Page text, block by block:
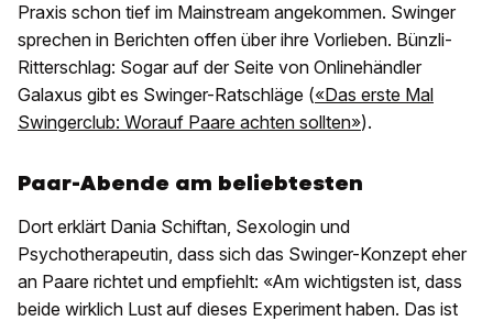
Praxis schon tief im Mainstream angekommen. Swinger
sprechen in Berichten offen über ihre Vorlieben. Bünzli-
Ritterschlag: Sogar auf der Seite von Onlinehändler
Galaxus gibt es Swinger-Ratschläge («Das erste Mal
Swingerclub: Worauf Paare achten sollten»).
Paar-Abende am beliebtesten
Dort erklärt Dania Schiftan, Sexologin und
Psychotherapeutin, dass sich das Swinger-Konzept eher
an Paare richtet und empfiehlt: «Am wichtigsten ist, dass
beide wirklich Lust auf dieses Experiment haben. Das ist